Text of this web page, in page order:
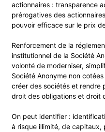
actionnaires : transparence
prérogatives des
pouvoir efficace sur le prix
Renforcement de la
institutionnel de la Société
volonté de moderniser,
Société Anonyme non
créer des sociétés et rendre
droit des obligations et droit
On peut identifier :
à risque illimité, de